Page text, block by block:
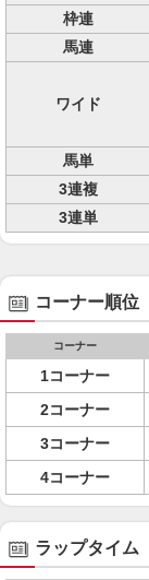
枠連
馬連
ワイド
馬単
3連複
3連単
コーナー順位
コーナー
1コーナー
2コーナー
3コーナー
4コーナー
ラップタイム